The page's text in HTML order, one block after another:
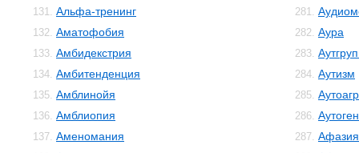
131. Альфа-тренинг
132. Аматофобия
133. Амбидекстрия
134. Амбитенденция
135. Амблинойя
136. Амблиопия
137. Аменомания
281.
282. Аура
283.
284. Аутизм
285.
286.
287. Афазия